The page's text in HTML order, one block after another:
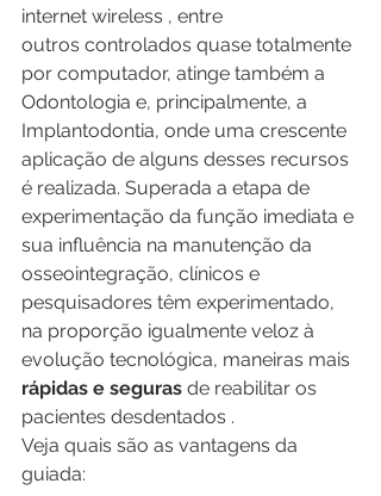
internet wireless , entre
outros controlados quase totalmente
por computador, atinge também a
Odontologia e, principalmente, a
Implantodontia, onde uma crescente
aplicação de alguns desses recursos
é realizada. Superada a etapa de
experimentação da função imediata e
sua influência na manutenção da
osseointegração, clínicos e
pesquisadores têm experimentado,
na proporção igualmente veloz à
evolução tecnológica, maneiras mais
rápidas e seguras de reabilitar os
pacientes desdentados .
Veja quais são as vantagens da
guiada: